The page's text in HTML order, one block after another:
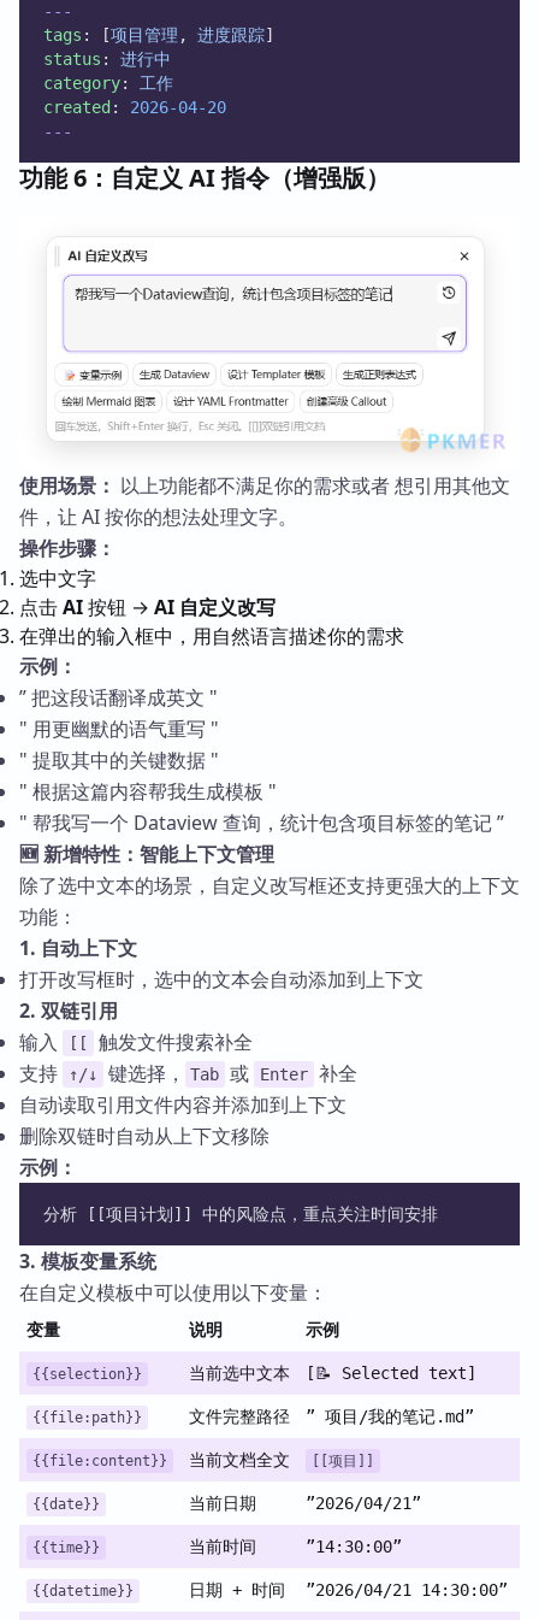
---
tags : [项目管理 , 进度跟踪]
status : 进行中
category: 工作
created : 2026-04-20
---
功能 6：自定义 AI 指令（增强版）
使用场景： 以上功能都不满足你的需求或者 想引用其他文
件，让 AI 按你的想法处理文字。
操作步骤：
选中文字
点击AI按钮 → AI 自定义改写
在弹出的输入框中，用自然语言描述你的需求
示例：
” 把这段话翻译成英文 "
" 用更幽默的语气重写 "
" 提取其中的关键数据 "
" 根据这篇内容帮我生成模板 "
" 帮我写一个 Dataview 查询，统计包含项目标签的笔记 ”
🆕 新增特性：智能上下文管理
除了选中文本的场景，自定义改写框还支持更强大的上下文
功能：
1. 自动上下文
打开改写框时，选中的文本会自动添加到上下文
2. 双链引用
输入
[[
触发文件搜索补全
支持
↑/↓ 键选择， Tab 或 Enter 补全
自动读取引用文件内容并添加到上下文
删除双链时自动从上下文移除
示例：
分析 [[项目计划]] 中的风险点，重点关注时间安排
3. 模板变量系统
在自定义模板中可以使用以下变量：
变量 说明 示例
{{selection}} 当前选中文本 [📝 Selected text]
{{file:path}} 文件完整路径 ” 项目/我的笔记.md”
{{file:content}} 当前文档全文 [[项目]]
{{date}} 当前日期 ”2026/04/21”
{{time}} 当前时间 ”14:30:00”
{{datetime}} 日期 + 时间 ”2026/04/21 14:30:00”